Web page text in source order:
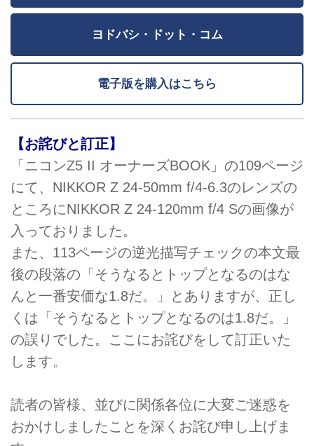
ヨドバシ・ドット・コム
電子版を購入はこちら
【お詫びと訂正】
「ニコンZ5 II オーナーズBOOK」の109ページ
にて、NIKKOR Z 24-50mm f/4-6.3のレンズの
ところにNIKKOR Z 24-120mm f/4 Sの画像が
入っておりました。
また、113ページの逆光描写チェックの本文最
後の段落の「そうなるとトップとなるのはな
んと一番安価な1.8だ。」とありますが、正し
くは「そうなるとトップとなるのは1.8だ。」
の誤りでした。ここにお詫びをして訂正いた
します。
読者の皆様、並びに関係各位に大変ご迷惑を
おかけしましたことを深くお詫び申し上げま